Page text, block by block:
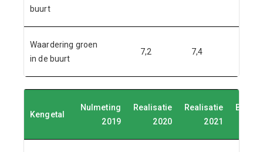
buurt
Waardering groen
in de buurt
7,2 7,4
Kengetal
Nulmeting
2019
Realisatie
2020
Realisatie
2021